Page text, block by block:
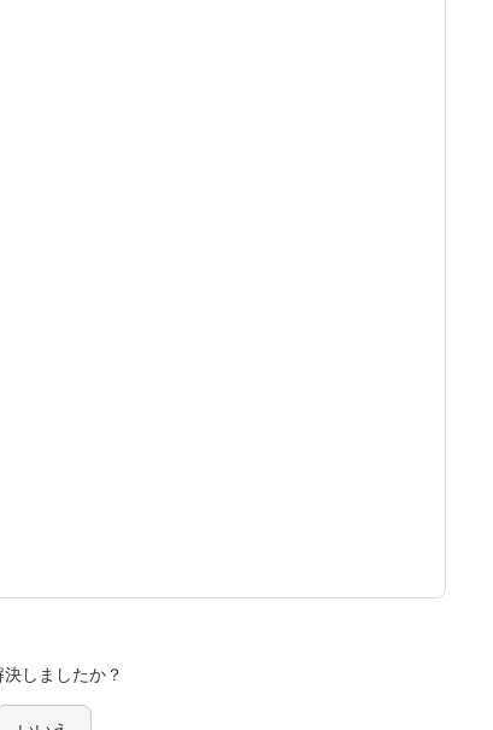
しましたか？